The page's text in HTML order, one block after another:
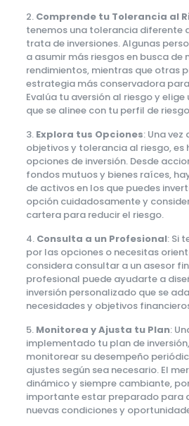
2. Comprende tu Tolerancia al
tenemos una tolerancia diferente
trata de inversiones. Algunas
a asumir más riesgos en busca de
rendimientos, mientras que otras
estrategia más conservadora
Evalúa tu aversión al riesgo y elige
que se alinee con tu perfil de
3. Explora tus Opciones: Una
objetivos y tolerancia al riesgo, es
opciones de inversión. Desde
fondos mutuos y bienes raíces,
de activos en los que puedes
opción cuidadosamente y
cartera para reducir el riesgo.
4. Consulta a un Profesional: Si
por las opciones o necesitas
considera consultar a un asesor
profesional puede ayudarte a
inversión personalizado que se
necesidades y objetivos
5. Monitorea y Ajusta tu Plan:
implementado tu plan de
monitorear su desempeño
ajustes según sea necesario. El
dinámico y siempre cambiante,
importante estar preparado para
nuevas condiciones y